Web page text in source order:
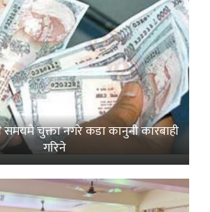
चुक्ता नगरे कडा कानुनी कारबाही
गरिने